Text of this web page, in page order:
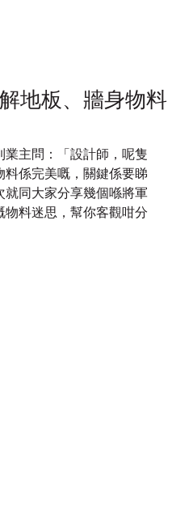
地板、牆身物料
主問：「設計師，呢隻
係完美嘅，關鍵係要睇
同大家分享幾個喺將軍
料迷思，幫你客觀咁分